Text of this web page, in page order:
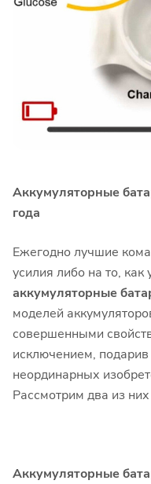
Аккумуляторные
года
Ежегодно лучшие
усилия либо на то,
аккумуляторные
моделей
совершенными
исключением,
неординарных
Рассмотрим два из
Аккумуляторные